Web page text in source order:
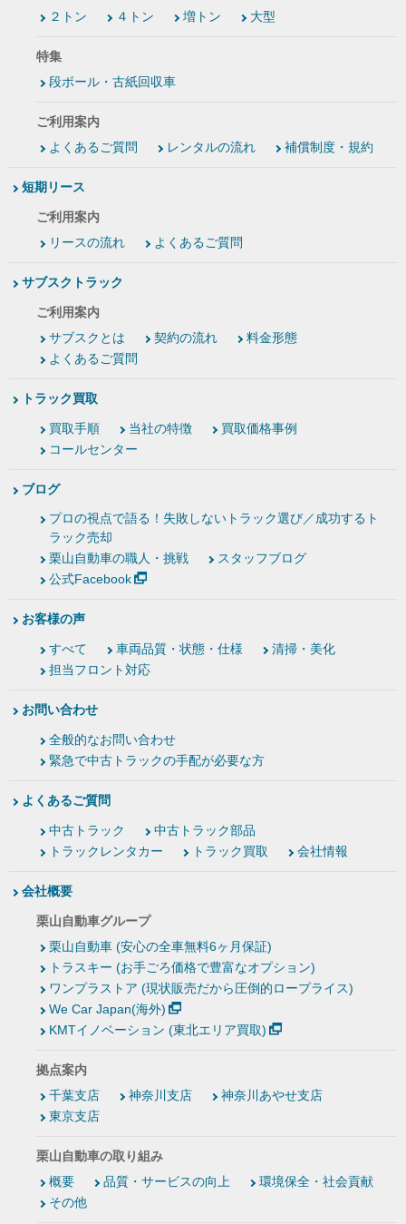
２トン
４トン 増トン 大型
特集
段ボール・古紙回収車
ご利用案内
よくあるご質問
レンタルの流れ 補償制度・規約
短期リース
ご利用案内
リースの流れ
よくあるご質問
サブスクトラック
ご利用案内
サブスクとは
契約の流れ
料金形態
よくあるご質問
トラック買取
買取手順 当社の特徴
買取価格事例
コールセンター
ブログ
プロの視点で語る！失敗しないトラック選び／成功するト
ラック売却
栗山自動車の職人・挑戦
スタッフブログ
公式Facebook
お客様の声
すべて 車両品質・状態・仕様
清掃・美化
担当フロント対応
お問い合わせ
全般的なお問い合わせ
緊急で中古トラックの手配が必要な方
よくあるご質問
中古トラック
中古トラック部品
トラックレンタカー
トラック買取 会社情報
会社概要
栗山自動車グループ
栗山自動車 (安心の全車無料6ヶ月保証)
トラスキー (お手ごろ価格で豊富なオプション)
ワンプラストア (現状販売だから圧倒的ロープライス)
We Car Japan(海外)
KMTイノベーション (東北エリア買取)
拠点案内
千葉支店
神奈川支店
神奈川あやせ支店
東京支店
栗山自動車の取り組み
概要
品質・サービスの向上
環境保全・社会貢献
その他